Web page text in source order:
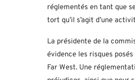
réglementés en tant que
tort qu’il s’agit d’une
La présidente de la
évidence les risques
Far West. Une